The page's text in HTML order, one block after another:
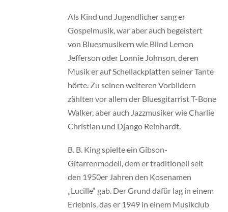
Als Kind und Jugendlicher sang er
Gospelmusik, war aber auch begeistert
von Bluesmusikern wie Blind Lemon
Jefferson oder Lonnie Johnson, deren
Musik er auf Schellackplatten seiner Tante
hörte. Zu seinen weiteren Vorbildern
zählten vor allem der Bluesgitarrist T-Bone
Walker, aber auch Jazzmusiker wie Charlie
Christian und Django Reinhardt.
B. B. King spielte ein Gibson-
Gitarrenmodell, dem er traditionell seit
den 1950er Jahren den Kosenamen
„Lucille“ gab. Der Grund dafür lag in einem
Erlebnis, das er 1949 in einem Musikclub